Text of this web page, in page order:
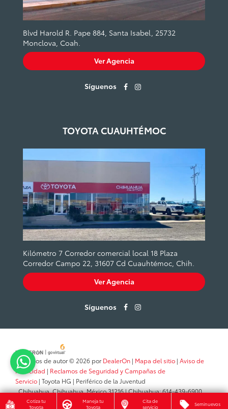
Cotiza tu
Toyota
Maneja tu
Toyota
Cita de
servicio
Seminuevos
Blvd Harold R. Pape 884, Santa Isabel, 25732
Monclova, Coah.
Ver Agencia
Síguenos
TOYOTA CUAUHTÉMOC
Kilómetro 7 Corredor comercial local 18 Plaza
Corredor Campo 22, 31607 Cd Cuauhtémoc, Chih.
Ver Agencia
Síguenos
Derechos de autor © 2026 porDealerOn | Mapa del sitio | Aviso de
Privacidad | Reclamos de Seguridad y Campañas de
Servicio | Toyota HG | Periférico de la Juventud
,Chihuahua,Chihuahua,México31216| Chihuahua:614-439-6900